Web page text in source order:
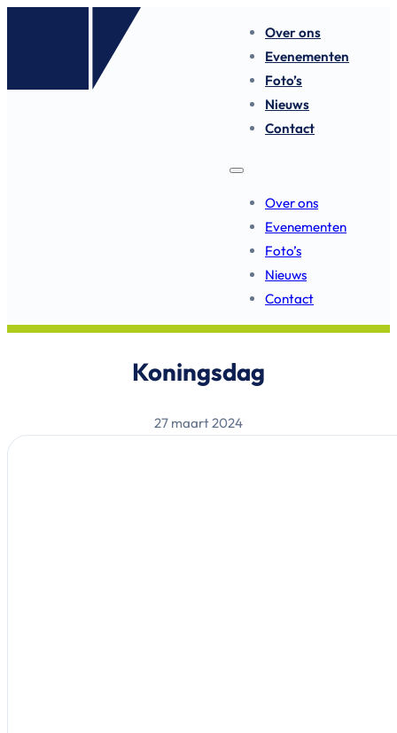
Over ons
Evenementen
Foto’s
Nieuws
Contact
Over ons
Evenementen
Foto’s
Nieuws
Contact
Koningsdag
27 maart 2024